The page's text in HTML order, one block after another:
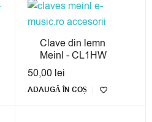
Clave din lemn
Meinl - CL1HW
50,00 lei
ADAUGĂ ÎN COȘ